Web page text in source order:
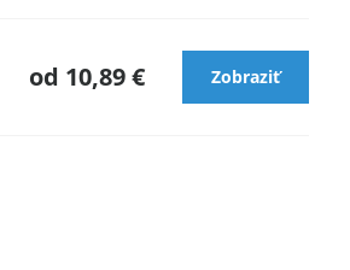
od 10,89 € Zobraziť